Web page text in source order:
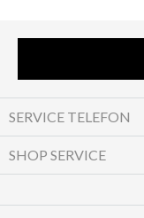
SERVICE TELEFON
SHOP SERVICE